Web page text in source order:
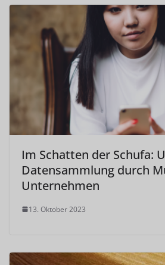
Im Schatten der Schufa:
Datensammlung durch
Unternehmen
13. Oktober 2023